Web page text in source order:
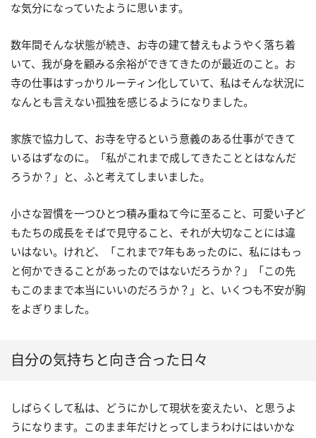
な気分になっていたように思います。
数年間そんな状態が続き、お寺の建て替えもようやく落ち着
いて、我が身を顧みる余裕ができてきたのが最近のこと。お
寺の仕事はすっかりルーティン化していて、私はそんな状況に
なんとも言えない孤独を感じるようになりました。
家族で協力して、お寺を守るという意義のある仕事ができて
いるはずなのに。「私がこれまで成してきたこととはなんだ
ろうか？」と、ふと考えてしまいました。
小さな習慣を一つひとつ積み重ねて今に至ること、可愛い子ど
もたちの成長をそばで見守ること、それが大切なことには違
いはない。けれど、「これまで7年もあったのに、私にはもっ
と何かできることがあったのではないだろうか？」「この先
もこのままで本当にいいのだろうか？」と、いくつも不安が胸
をよぎりました。
自分の気持ちと向き合った日々
しばらくして私は、どうにかして現状を変えたい、と思うよ
うになります。このまま年だけとってしまうわけにはいかな